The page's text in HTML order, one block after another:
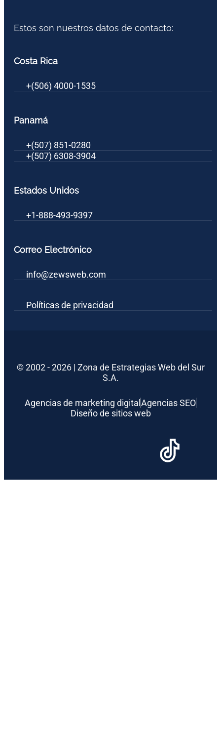
Estos son nuestros datos de contacto:
Costa Rica
+(506) 4000-1535
Panamá
+(507) 851-0280
+(507) 6308-3904
Estados Unidos
+1-888-493-9397
Correo Electrónico
info@zewsweb.com
Políticas de privacidad
© 2002 - 2026 | Zona de Estrategias Web del Sur
S.A.
Agencias de marketing digital Agencias SEO
Diseño de sitios web